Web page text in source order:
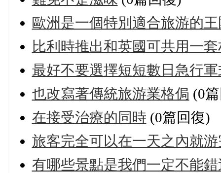
歐洲是一個特別適合旅游的王
比利時推出和英國可共用一
最好不要選擇短短數日急行
也改寫著傳統旅游業格侷 (0
在接受治療的同時 (0篇回復)
旅客完全可以在一天之內就
有哪些景點是我們一定不能